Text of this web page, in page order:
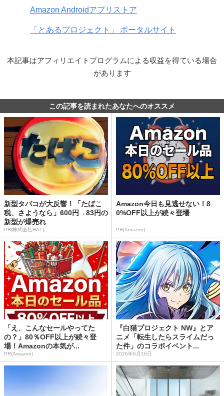
Amazon Androidアプリストア
「とあるプロジェクト」 ポータルサイト
本記事はアフィリエイトプログラムによる収益を得ている場合
があります
この記事を読まれたあなたへのオススメ
新型タバコが大反響！「たばこ
税、さようなら」600円→83円の
新型が爆売れ
PR(株式会社HAL)
Amazon今日も見逃せない！8
0%OFF以上が続々登場
PR(Amazon)
「え、こんなセールやってた
の？」80％OFF以上が続々登
場！Amazonの本気が...
PR(Amazon)
『白猫プロジェクト NW』とア
ニメ「転生したらスライムだっ
た件」のコラボイベント...
2026年6月16日